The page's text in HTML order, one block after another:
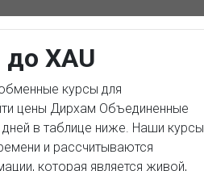
до XAU
курсы для
цены Дирхам Объединенные
в таблице ниже. Наши курсы
и рассчитываются
которая является живой,